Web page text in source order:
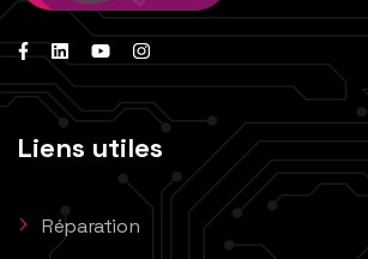
Liens utiles
Réparation